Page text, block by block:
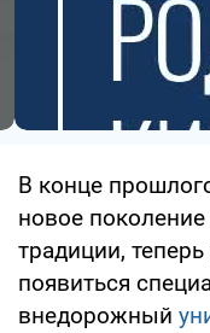
В конце
новое
традиции,
появиться
внедорожный